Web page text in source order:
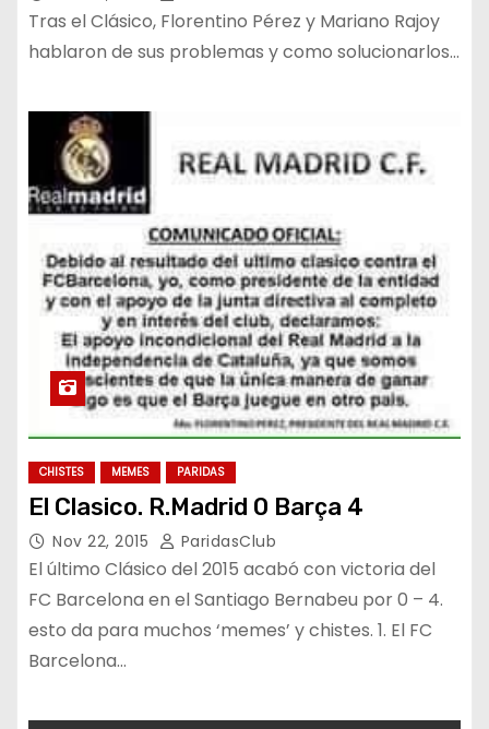
Tras el Clásico, Florentino Pérez y Mariano Rajoy
hablaron de sus problemas y como solucionarlos…
CHISTES MEMES PARIDAS
El Clasico. R.Madrid 0 Barça 4
Nov 22, 2015 ParidasClub
El último Clásico del 2015 acabó con victoria del
FC Barcelona en el Santiago Bernabeu por 0 – 4.
esto da para muchos ‘memes’ y chistes. 1. El FC
Barcelona…